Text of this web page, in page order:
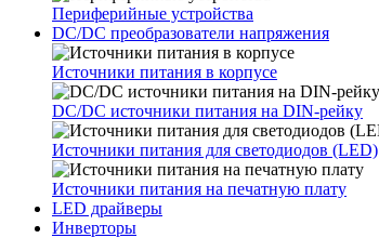
Периферийные устройства
DC/DC преобразователи напряжения
Источники питания в корпусе
DC/DC источники питания на DIN-рейку
Источники питания для светодиодов (LED)
Источники питания на печатную плату
LED драйверы
Инверторы